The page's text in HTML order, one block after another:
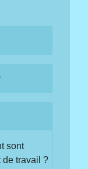
sont
de travail ?